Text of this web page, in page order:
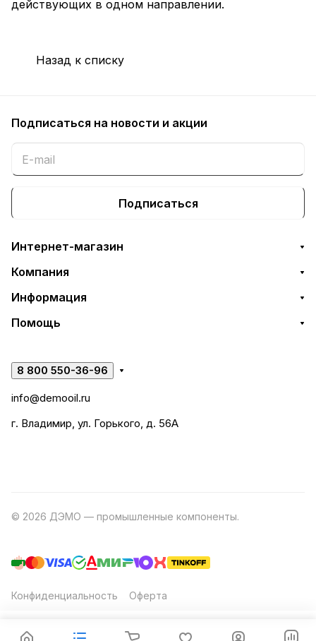
действующих в одном направлении.
Назад к списку
Подписаться на новости и акции
Подписаться
Интернет-магазин
Компания
Информация
Помощь
8 800 550-36-96
info@demooil.ru
г. Владимир, ул. Горького, д. 56А
© 2026 ДЭМО — промышленные компоненты.
Конфиденциальность Оферта